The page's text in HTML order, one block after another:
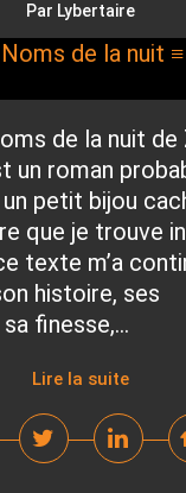
Par Lybertaire
de la nuit de
un roman
petit bijou
que je trouve
texte m’a
histoire, ses
finesse,...
Lire la suite